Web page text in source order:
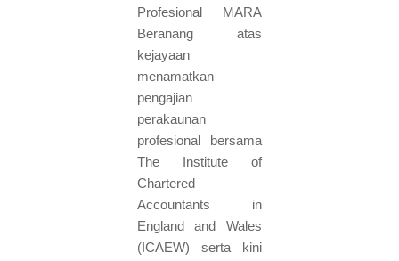
Profesional MARA
Beranang atas
kejayaan
menamatkan
pengajian
perakaunan
profesional bersama
The Institute of
Chartered
Accountants in
England and Wales
(ICAEW) serta kini